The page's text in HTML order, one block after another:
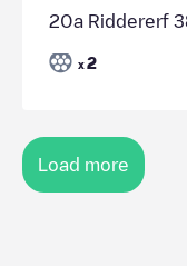
20a Riddererf
x 2
Load more